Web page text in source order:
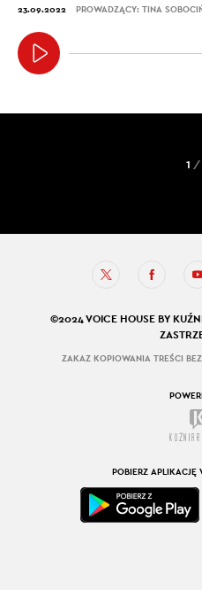
23.09.2022 PROWADZĄCY: TINA
1 /
©2024 VOICE HOUSE BY
ZAKAZ KOPIOWANIA TREŚCI
POBIERZ APLIKACJĘ